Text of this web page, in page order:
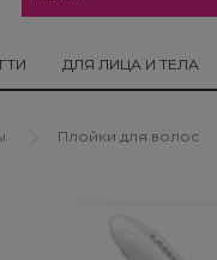
ДЛЯ ЛИЦА И ТЕЛА
Плойки для волос